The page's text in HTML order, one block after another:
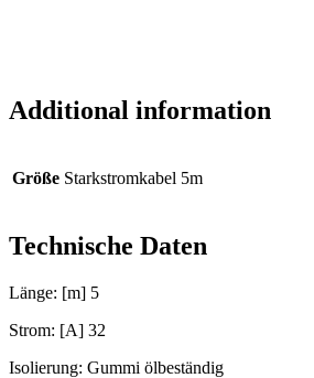
Additional information
Größe Starkstromkabel 5m
Technische Daten
Länge: [m] 5
Strom: [A] 32
Isolierung: Gummi ölbeständig